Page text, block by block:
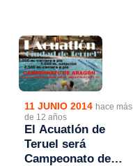
11 JUNIO 2014 hace más
de 12 años
El Acuatlón de
Teruel será
Campeonato de